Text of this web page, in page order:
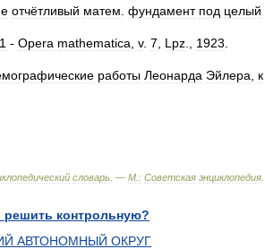
отчётливый матем фундамент под целый
1 - Opera mathematica v. 7 Lpz 1923
работы Леонарда Эйлера к
словарь . — М : Советская энциклопедия
решить контрольную?
АВТОНOМНЫЙ ОКРУГ